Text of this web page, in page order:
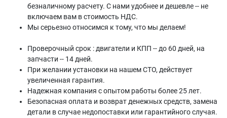
безналичному расчету. С нами удобнее и дешевле -- не
включаем вам в стоимость НДС.
Мы серьезно относимся к тому, что мы делаем!
Проверочный срок : двигатели и КПП -- до 60 дней, на
запчасти -- 14 дней.
При желании установки на нашем СТО, действует
увеличенная гарантия.
Надежная компания с опытом работы более 25 лет.
Безопасная оплата и возврат денежных средств, замена
детали в случае недопоставки или гарантийного случая.